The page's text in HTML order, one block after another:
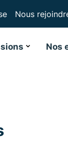
Nous
Nos